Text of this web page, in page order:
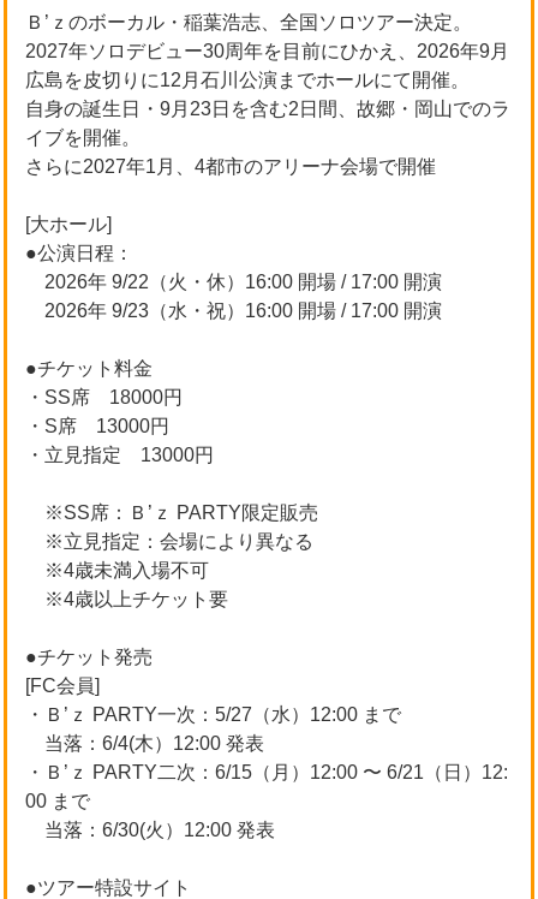
Ｂ’ｚのボーカル・稲葉浩志、全国ソロツアー決定。
2027年ソロデビュー30周年を目前にひかえ、2026年9月
広島を皮切りに12月石川公演までホールにて開催。
自身の誕生日・9月23日を含む2日間、故郷・岡山でのラ
イブを開催。
さらに2027年1月、4都市のアリーナ会場で開催
[大ホール]
●公演日程：
2026年 9/22（火・休）16:00 開場 / 17:00 開演
2026年 9/23（水・祝）16:00 開場 / 17:00 開演
●チケット料金
・SS席 18000円
・S席 13000円
・立見指定 13000円
※SS席：Ｂ’ｚ PARTY限定販売
※立見指定：会場により異なる
※4歳未満入場不可
※4歳以上チケット要
●チケット発売
[FC会員]
・Ｂ’ｚ PARTY一次：5/27（水）12:00 まで
当落：6/4(木）12:00 発表
・Ｂ’ｚ PARTY二次：6/15（月）12:00 〜 6/21（日）12:
00 まで
当落：6/30(火）12:00 発表
●ツアー特設サイト